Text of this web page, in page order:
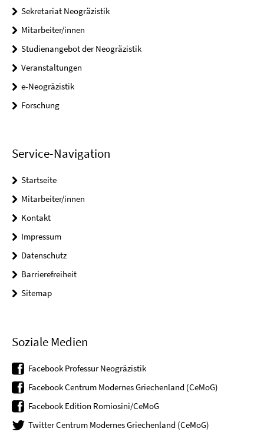
Sekretariat Neogräzistik
Mitarbeiter/innen
Studienangebot der Neogräzistik
Veranstaltungen
e-Neogräzistik
Forschung
Service-Navigation
Startseite
Mitarbeiter/innen
Kontakt
Impressum
Datenschutz
Barrierefreiheit
Sitemap
Soziale Medien
Facebook Professur Neogräzistik
Facebook Centrum Modernes Griechenland (CeMoG)
Facebook Edition Romiosini/CeMoG
Twitter Centrum Modernes Griechenland (CeMoG)